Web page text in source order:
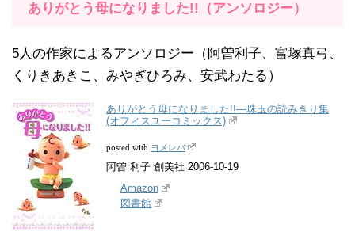
ありがとう母になりました!!（アンソロジー）
5人の作家によるアンソロジー（阿曽利子、富塚真弓、
くりきあきこ、みやぎひろみ、安武わたる）
ありがとう母になりました!!―珠玉の読みきり集
(オフィスユーコミックス)
posted with ヨメレバ
阿曽 利子 創美社 2006-10-19
Amazon
図書館